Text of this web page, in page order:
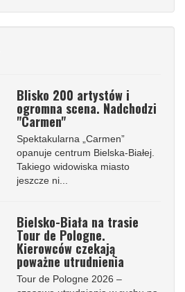
Blisko 200 artystów i
ogromna scena. Nadchodzi
"Carmen"
Spektakularna „Carmen”
opanuje centrum Bielska-Białej.
Takiego widowiska miasto
jeszcze ni...
Bielsko-Biała na trasie
Tour de Pologne.
Kierowców czekają
poważne utrudnienia
Tour de Pologne 2026 –